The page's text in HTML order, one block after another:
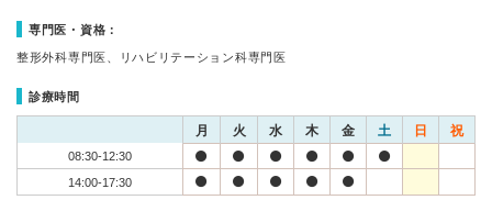
専門医・資格：
整形外科専門医、リハビリテーション科専門医
診療時間
月 火 水 木 金 土 日 祝
08:30-12:30
14:00-17:30